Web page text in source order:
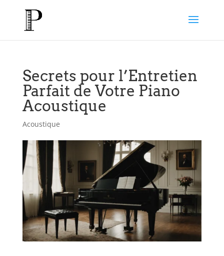
Secrets pour l’Entretien
Parfait de Votre Piano
Acoustique
Acoustique